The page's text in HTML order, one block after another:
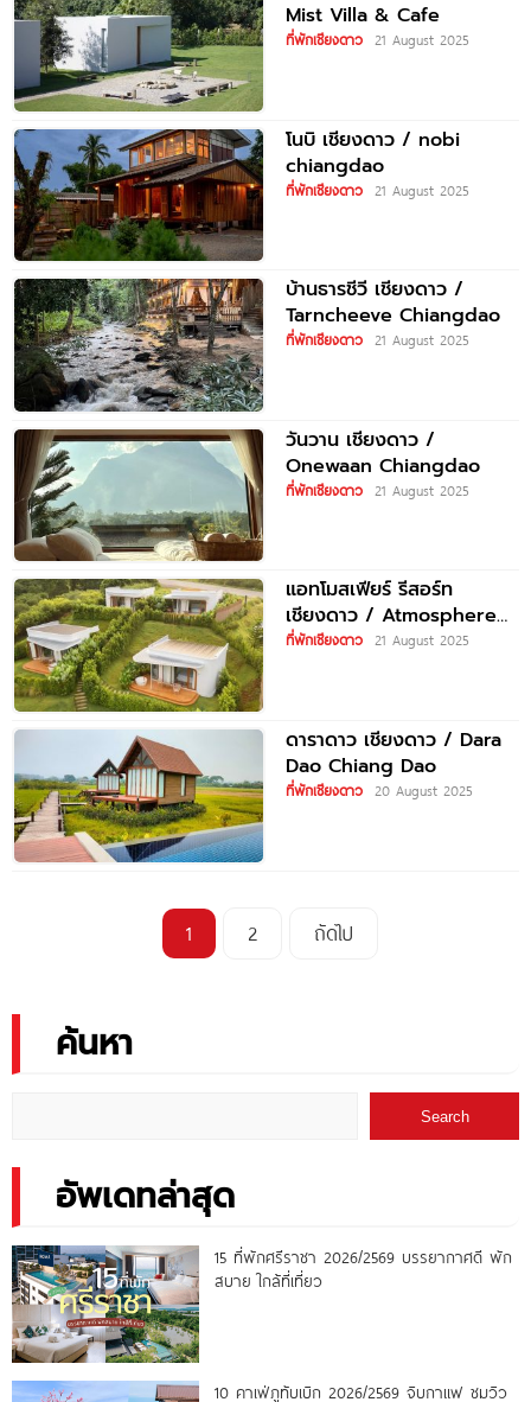
Mist Villa & Cafe
ที่พักเชียงดาว 21 August 2025
โนบิ เชียงดาว / nobi
chiangdao
ที่พักเชียงดาว 21 August 2025
บ้านธารชีวี เชียงดาว /
Tarncheeve Chiangdao
ที่พักเชียงดาว 21 August 2025
วันวาน เชียงดาว /
Onewaan Chiangdao
ที่พักเชียงดาว 21 August 2025
แอทโมสเฟียร์ รีสอร์ท
เชียงดาว / Atmosphere
Resort Chiang Dao
ที่พักเชียงดาว 21 August 2025
ดาราดาว เชียงดาว / Dara
Dao Chiang Dao
ที่พักเชียงดาว 20 August 2025
1 2 ถัดไป
ค้นหา
Search
อัพเดทล่าสุด
15 ที่พักศรีราชา 2026/2569 บรรยากาศดี พัก
สบาย ใกล้ที่เที่ยว
10 คาเฟ่ภูทับเบิก 2026/2569 จิบกาแฟ ชมวิว